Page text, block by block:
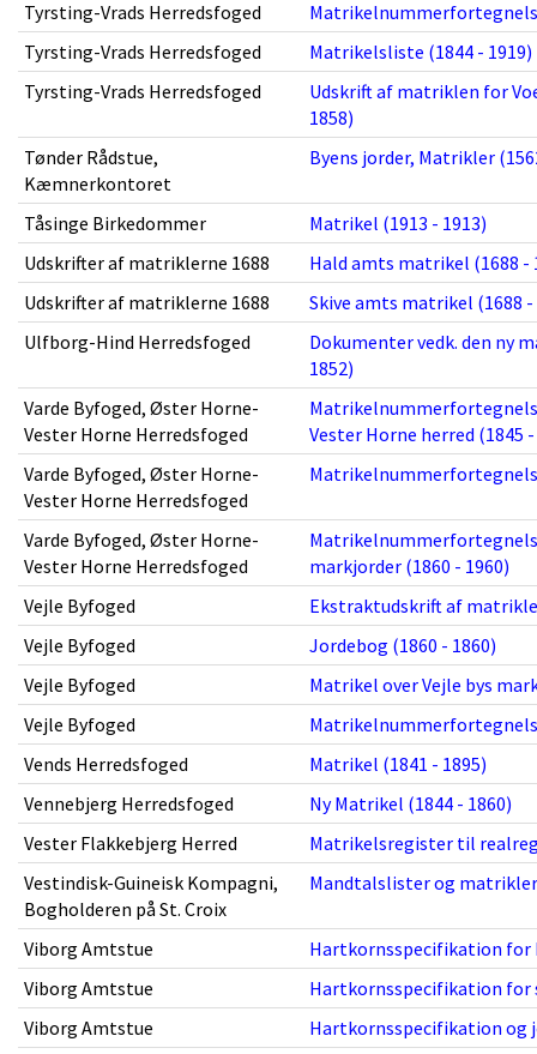
Tyrsting-Vrads Herredsfoged
Tyrsting-Vrads Herredsfoged
Matrikelsliste (1844 - 1919)
Tyrsting-Vrads Herredsfoged
Udskrift af matriklen for
1858)
Tønder Rådstue,
Kæmnerkontoret
Byens jorder, Matrikler
Tåsinge Birkedommer
Matrikel (1913 - 1913)
Udskrifter af matriklerne 1688
Hald amts matrikel (1688 -
Udskrifter af matriklerne 1688
Skive amts matrikel (1688 -
Ulfborg-Hind Herredsfoged
Dokumenter vedk. den ny
1852)
Varde Byfoged, Øster Horne-
Vester Horne Herredsfoged
Vester Horne herred (1845 -
Varde Byfoged, Øster Horne-
Vester Horne Herredsfoged
Varde Byfoged, Øster Horne-
Vester Horne Herredsfoged
markjorder (1860 - 1960)
Vejle Byfoged
Ekstraktudskrift af
Vejle Byfoged
Jordebog (1860 - 1860)
Vejle Byfoged
Matrikel over Vejle bys
Vejle Byfoged
Vends Herredsfoged
Matrikel (1841 - 1895)
Vennebjerg Herredsfoged
Ny Matrikel (1844 - 1860)
Vester Flakkebjerg Herred
Matrikelsregister til
Vestindisk-Guineisk Kompagni,
Bogholderen på St. Croix
Mandtalslister og matrikler
Viborg Amtstue
Hartkornsspecifikation for
Viborg Amtstue
Hartkornsspecifikation for
Viborg Amtstue
Hartkornsspecifikation og